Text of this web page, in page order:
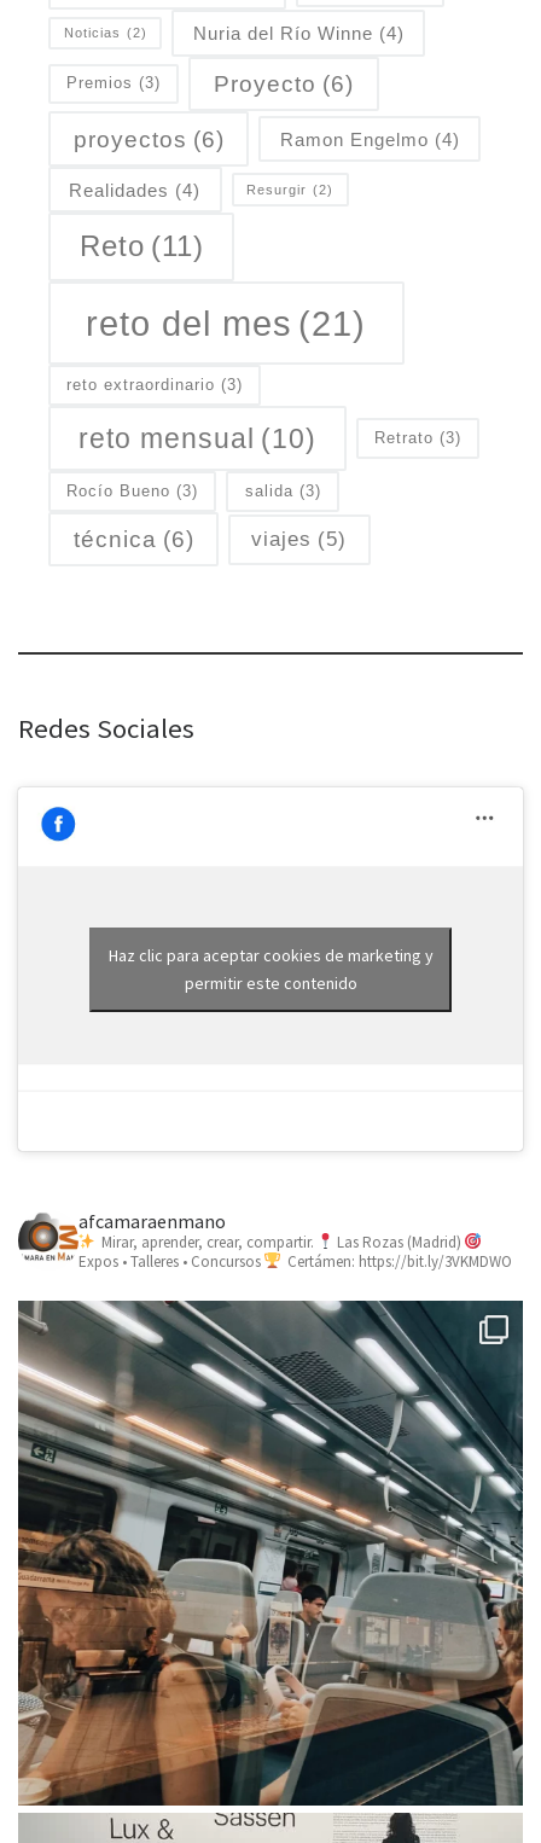
Noticias (2) Nuria del Río Winne (4)
Premios (3) Proyecto (6)
proyectos (6) Ramon Engelmo (4)
Realidades (4) Resurgir (2)
Reto (11)
reto del mes (21)
reto extraordinario (3)
reto mensual (10) Retrato (3)
Rocío Bueno (3) salida (3)
técnica (6) viajes (5)
Redes Sociales
Haz clic para aceptar cookies de marketing y
permitir este contenido
afcamaraenmano
Mirar, aprender, crear, compartir.
Las Rozas (Madrid)
Expos • Talleres • Concursos
Certámen: https://bit.ly/3VKMDWO